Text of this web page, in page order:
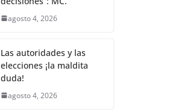
agosto 4, 2026
Las autoridades y las
elecciones ¡la maldita
duda!
agosto 4, 2026